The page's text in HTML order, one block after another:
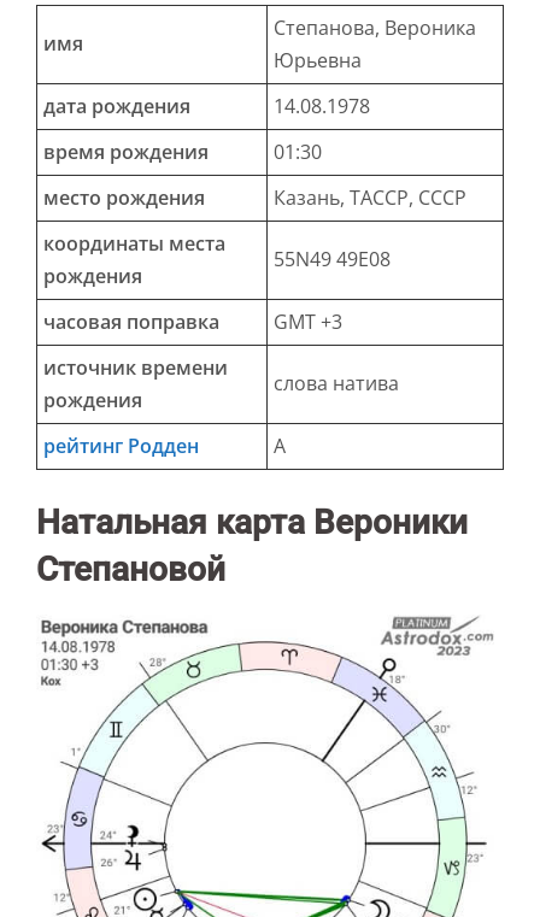
имя
Степанова, Вероника
Юрьевна
дата рождения
14.08.1978
время рождения
01:30
место рождения
Казань, ТАССР, СССР
координаты места
рождения
55N49 49E08
часовая поправка
GMT +3
источник времени
рождения
слова натива
рейтинг Родден А
Натальная карта Вероники
Степановой